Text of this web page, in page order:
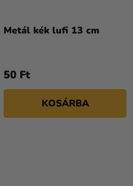
Metál kék lufi 13 cm
50 Ft
KOSÁRBA